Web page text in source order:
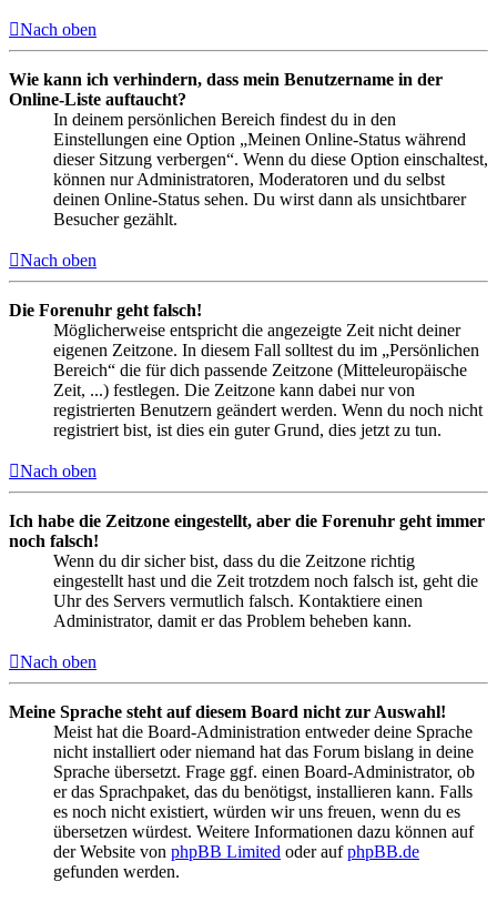
Nach oben
Wie kann ich verhindern, dass mein Benutzername in der
Online-Liste auftaucht?
In deinem persönlichen Bereich findest du in den
Einstellungen eine Option „Meinen Online-Status während
dieser Sitzung verbergen“. Wenn du diese Option einschaltest,
können nur Administratoren, Moderatoren und du selbst
deinen Online-Status sehen. Du wirst dann als unsichtbarer
Besucher gezählt.
Nach oben
Die Forenuhr geht falsch!
Möglicherweise entspricht die angezeigte Zeit nicht deiner
eigenen Zeitzone. In diesem Fall solltest du im „Persönlichen
Bereich“ die für dich passende Zeitzone (Mitteleuropäische
Zeit, ...) festlegen. Die Zeitzone kann dabei nur von
registrierten Benutzern geändert werden. Wenn du noch nicht
registriert bist, ist dies ein guter Grund, dies jetzt zu tun.
Nach oben
Ich habe die Zeitzone eingestellt, aber die Forenuhr geht immer
noch falsch!
Wenn du dir sicher bist, dass du die Zeitzone richtig
eingestellt hast und die Zeit trotzdem noch falsch ist, geht die
Uhr des Servers vermutlich falsch. Kontaktiere einen
Administrator, damit er das Problem beheben kann.
Nach oben
Meine Sprache steht auf diesem Board nicht zur Auswahl!
Meist hat die Board-Administration entweder deine Sprache
nicht installiert oder niemand hat das Forum bislang in deine
Sprache übersetzt. Frage ggf. einen Board-Administrator, ob
er das Sprachpaket, das du benötigst, installieren kann. Falls
es noch nicht existiert, würden wir uns freuen, wenn du es
übersetzen würdest. Weitere Informationen dazu können auf
der Website von phpBB Limited oder aufphpBB.de
gefunden werden.